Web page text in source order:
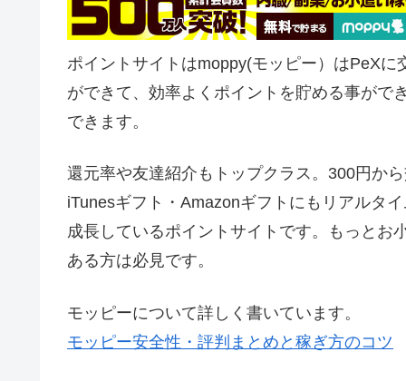
ポイントサイトはmoppy(モッピー）はPeX
ができて、効率よくポイントを貯める事がで
できます。
還元率や友達紹介もトップクラス。300円か
iTunesギフト・Amazonギフトにもリアルタ
成長しているポイントサイトです。もっとお
ある方は必見です。
モッピーについて詳しく書いています。
モッピー安全性・評判まとめと稼ぎ方のコツ